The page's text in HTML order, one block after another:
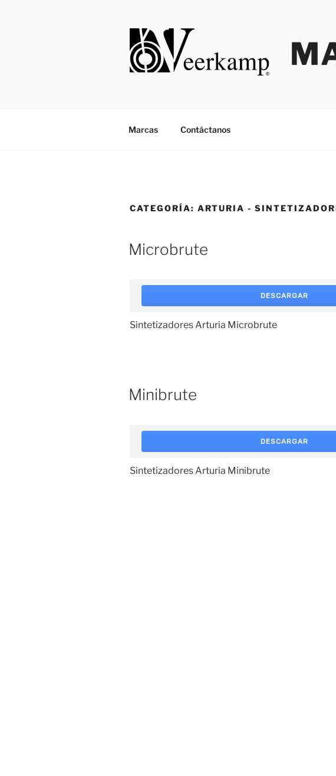
Marcas Contáctanos
CATEGORÍA: ARTURIA -
Microbrute
DESCARGAR
Sintetizadores Arturia Microbrute
Minibrute
DESCARGAR
Sintetizadores Arturia Minibrute